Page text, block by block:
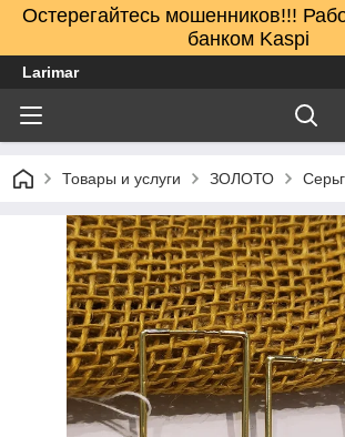
Остерегайтесь мошенников!!!
банком Kaspi
Larimar
Товары и услуги ЗОЛОТО